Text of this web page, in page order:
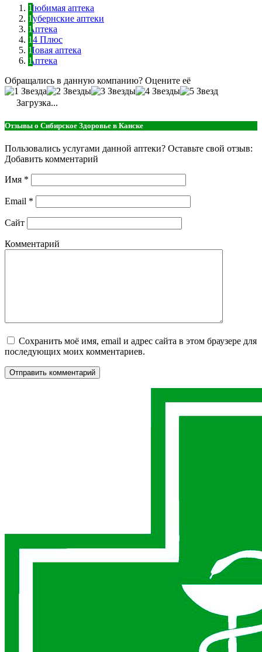
Любимая аптека
Губернские аптеки
Аптека
24 Плюс
Новая аптека
Аптека
Обращались в данную компанию? Оцените её
Загрузка...
Отзывы о Сибирское Здоровье в Канске
Пользовались услугами данной аптеки? Оставьте свой отзыв:
Добавить комментарий
Имя *
Email *
Сайт
Комментарий
Сохранить моё имя, email и адрес сайта в этом браузере для
последующих моих комментариев.